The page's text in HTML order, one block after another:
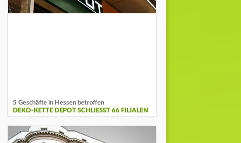
5 Geschäfte in Hessen betroffen
DEKO-KETTE DEPOT SCHLIESST 66 FILIALEN